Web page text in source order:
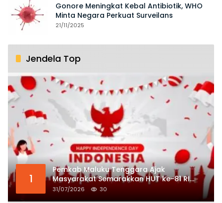
Gonore Meningkat Kebal Antibiotik, WHO
Minta Negara Perkuat Surveilans
21/11/2025
Jendela Top
1
Pemkab Maluku Tenggara Ajak
Masyarakat Semarakkan HUT ke-81 RI
dengan Semangat Nasionalisme
31/07/2026 30